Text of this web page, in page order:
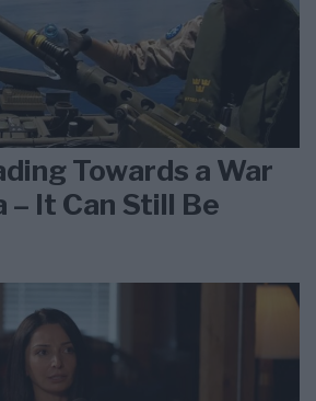
Towards a War
– It Can Still Be